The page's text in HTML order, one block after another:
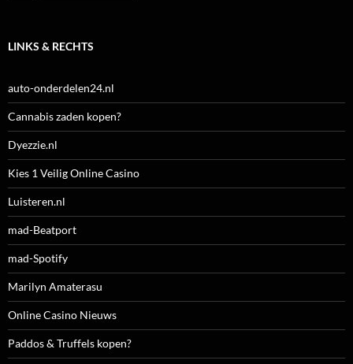
LINKS & RECHTS
auto-onderdelen24.nl
Cannabis zaden kopen?
Dyezzie.nl
Kies 1 Veilig Online Casino
Luisteren.nl
mad-Beatport
mad-Spotify
Marilyn Amaterasu
Online Casino Nieuws
Paddos & Truffels kopen?